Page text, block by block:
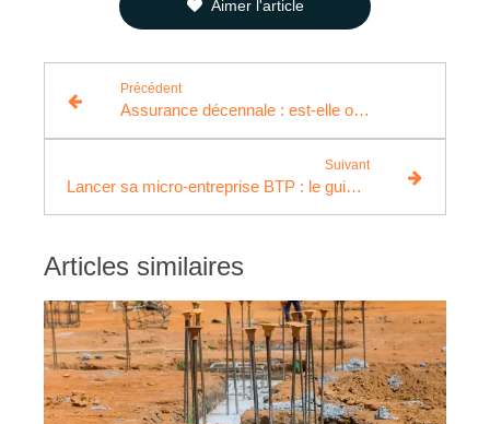
Aimer l'article
Précédent
Assurance décennale : est-elle obligatoire ou non ?
Suivant
Lancer sa micro-entreprise BTP : le guide des démarches administratives
Articles similaires